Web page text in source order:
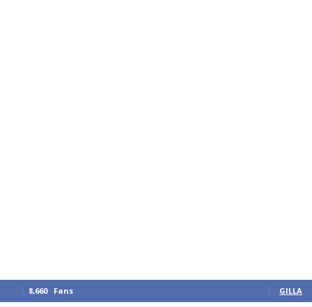
8,660 Fans GILLA